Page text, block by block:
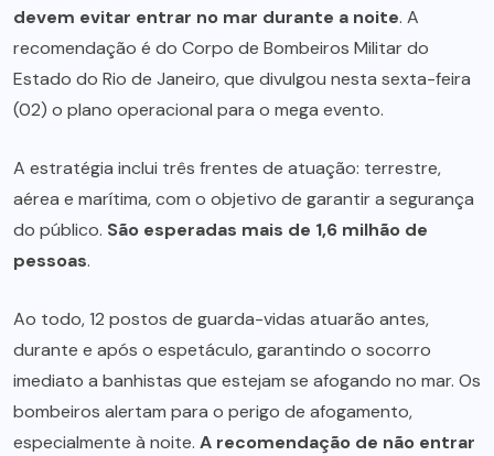
devem evitar entrar no mar durante a noite. A
recomendação é do Corpo de Bombeiros Militar do
Estado do Rio de Janeiro, que divulgou nesta sexta-feira
(02) o plano operacional para o mega evento.
A estratégia inclui três frentes de atuação: terrestre,
aérea e marítima, com o objetivo de garantir a segurança
do público. São esperadas mais de 1,6 milhão de
pessoas.
Ao todo, 12 postos de guarda-vidas atuarão antes,
durante e após o espetáculo, garantindo o socorro
imediato a banhistas que estejam se afogando no mar. Os
bombeiros alertam para o perigo de afogamento,
especialmente à noite. A recomendação de não entrar